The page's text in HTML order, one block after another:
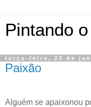
Pintando
terça-feira, 23 de
Paixão
Alguém se apaixonou